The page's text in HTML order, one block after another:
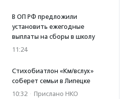
В ОП РФ предложили
установить ежегодные
выплаты на сборы в школу
11:24
Стихобиатлон «Км/вслух»
соберет семьи в Липецке
10:32 · Прислано НКО